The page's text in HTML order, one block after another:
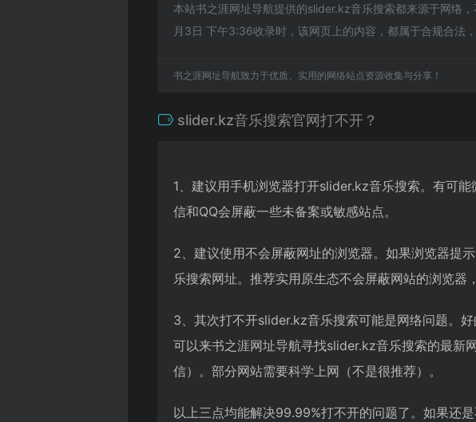
本站书之涯网址导航提供的slider.kz音乐搜索都来源于网络
月3日 下午3:36收录时，该网页上的内容，都属于合规合法
书之涯网址导航致力于优质、实用的网络站点资源收集与分享！
slider.kz音乐搜索官网打不开？
1、建议用手机浏览器打开slider.kz音乐搜索。有可
信和QQ会屏蔽一些未备案或敏感站点。
2、建议使用不会屏蔽网址的浏览器。如果浏览器提
乐搜索网址。推荐实用原生态不会屏蔽网站的浏览
3、其次打不开slider.kz音乐搜索可能是网络问题。
可以来书之涯网址导航寻找slider.kz音乐搜索的最新
信）。部分网站需要科学上网（不是很推荐）。
以上三点均能解决99.99%打不开的问题了。如果还